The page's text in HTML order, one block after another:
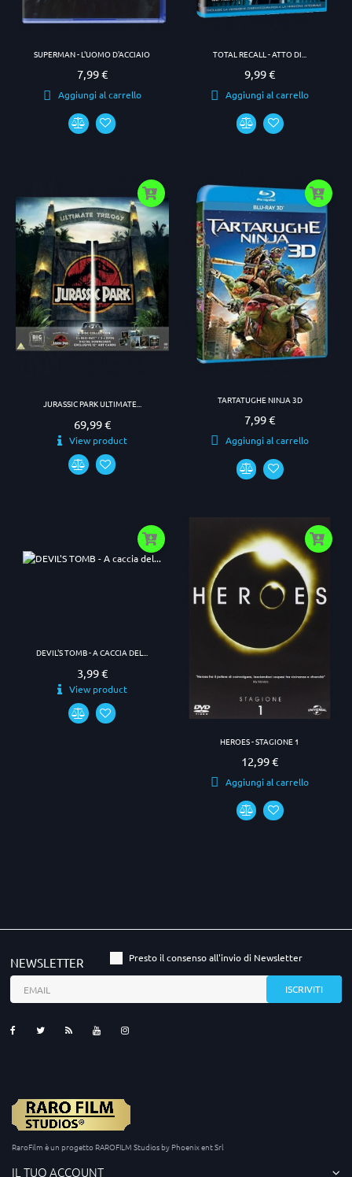
SUPERMAN - L'UOMO D'ACCIAIO
Prezzo
7,99 €
Aggiungi al carrello
TOTAL RECALL - ATTO DI...
Prezzo
9,99 €
Aggiungi al carrello
JURASSIC PARK ULTIMATE...
Prezzo
69,99 €
View product
TARTATUGHE NINJA 3D
Prezzo
7,99 €
Aggiungi al carrello
DEVIL'S TOMB - A CACCIA DEL...
Prezzo
3,99 €
View product
HEROES - STAGIONE 1
Prezzo
12,99 €
Aggiungi al carrello
NEWSLETTER Presto il consenso all'invio di Newsletter
RaroFilm è un progetto RAROFILM Studios by Phoenix ent Srl
IL TUO ACCOUNT